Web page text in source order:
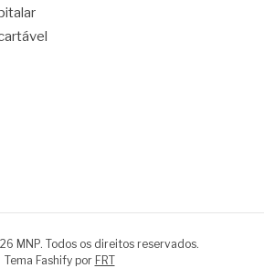
MNP. Todos os direitos reservados.
Tema Fashify por FRT